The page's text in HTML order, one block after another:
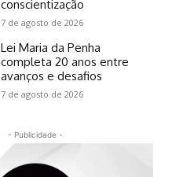
conscientização
7 de agosto de 2026
Lei Maria da Penha
completa 20 anos entre
avanços e desafios
7 de agosto de 2026
- Publicidade -